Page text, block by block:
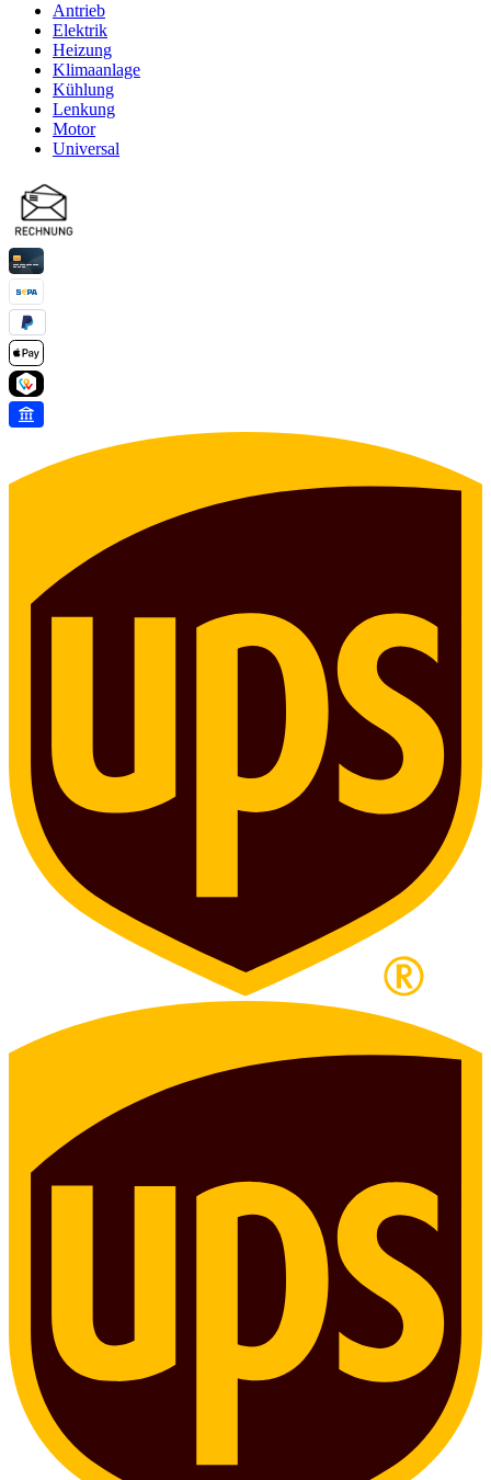
Antrieb
Elektrik
Heizung
Klimaanlage
Kühlung
Lenkung
Motor
Universal